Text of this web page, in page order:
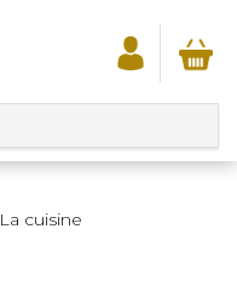
La cuisine